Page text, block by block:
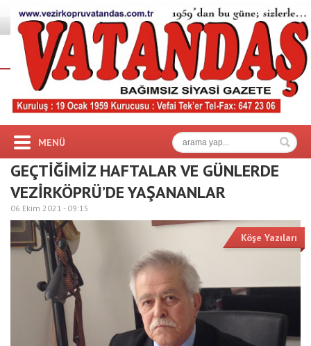
MENÜ
GEÇTİĞİMİZ HAFTALAR VE GÜNLERDE
VEZİRKÖPRÜ’DE YAŞANANLAR
06 Ekim 2021 - 09:15
Köşe Yazıları